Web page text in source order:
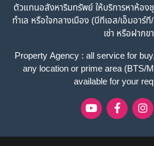
ตัวแทนอสังหาริมทรัพย์ ให้บริการหาห้อง
ทำเล หรือใจกลางเมือง (บีทีเอส/เอ็มอา
เช่า หรือฝากข
Property Agency : all service for
any location or prime area (BTS/
available for your